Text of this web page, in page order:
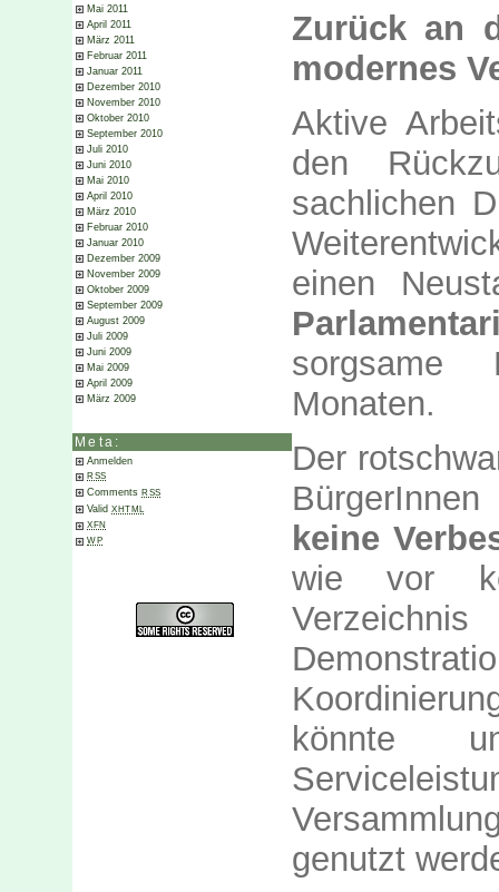
Mai 2011
April 2011
März 2011
Februar 2011
Januar 2011
Dezember 2010
November 2010
Oktober 2010
September 2010
Juli 2010
Juni 2010
Mai 2010
April 2010
März 2010
Februar 2010
Januar 2010
Dezember 2009
November 2009
Oktober 2009
September 2009
August 2009
Juli 2009
Juni 2009
Mai 2009
April 2009
März 2009
Meta:
Anmelden
RSS
Comments RSS
Valid XHTML
XFN
WP
Zurück an
modernes
Aktive
den
sachlichen
einen
sorgsame
Monaten.
Der
BürgerInnen
keine
wie vor
könnte
genutzt